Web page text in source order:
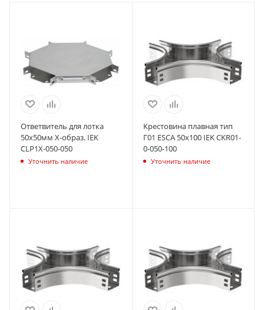
Ответвитель для лотка
50х50мм Х-образ. IEK
CLP1X-050-050
Уточнить наличие
Крестовина плавная тип
Г01 ESCA 50х100 IEK CKR01-
0-050-100
Уточнить наличие